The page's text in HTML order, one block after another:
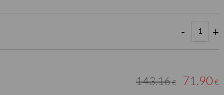
- +
143.16€ 71.90 €